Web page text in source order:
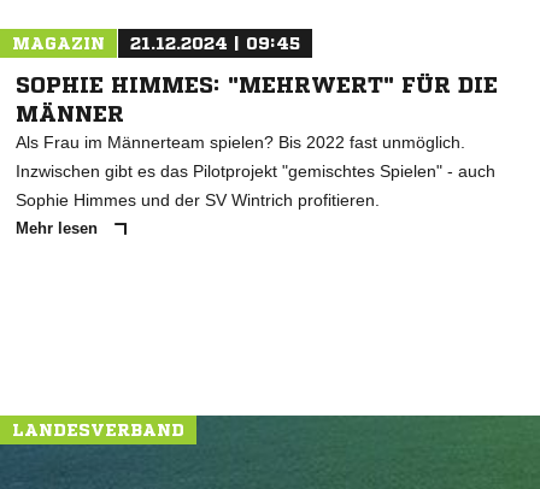
MAGAZIN 21.12.2024 | 09:45
SOPHIE HIMMES: "MEHRWERT" FÜR DIE
MÄNNER
Als Frau im Männerteam spielen? Bis 2022 fast unmöglich.
Inzwischen gibt es das Pilotprojekt "gemischtes Spielen" - auch
Sophie Himmes und der SV Wintrich profitieren.
Mehr lesen
LANDESVERBAND